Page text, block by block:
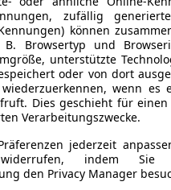
zufällig
können
Browsertyp und
unterstützte
oder von dort
wenn es
Dies geschieht für
Verarbeitungszwecke.
jederzeit
widerrufen, indem
den Privacy Manager